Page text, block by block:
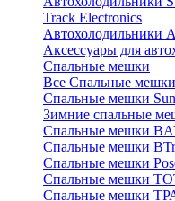
Track Electronics
Автохолодильники
Аксессуары для
Спальные мешки
Все Спальные мешки
Спальные мешки
Зимние спальные
Спальные мешки
Спальные мешки
Спальные мешки
Спальные мешки
Спальные мешки